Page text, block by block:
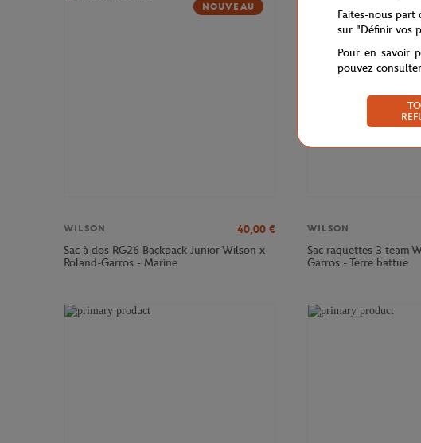
NOUVEAU
WILSON 40,00 €
Sac à dos RG26 Backpack Junior Wilson x
Roland-Garros - Marine
WILSON
Sac raquettes 3 team
Garros - Terre battue
Faites-nous part
sur "Définir vos
Pour en savoir
pouvez